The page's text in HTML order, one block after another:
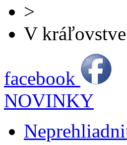
>
V
facebook
NOVINKY